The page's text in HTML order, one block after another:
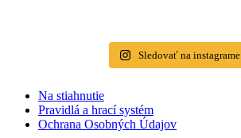
Sledovať na instagrame
Na stiahnutie
Pravidlá a hrací systém
Ochrana Osobných Údajov